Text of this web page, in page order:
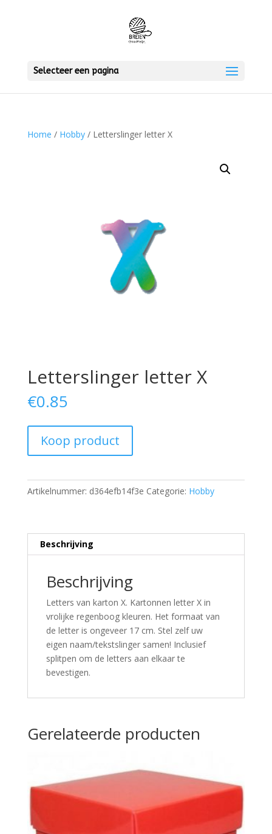
Selecteer een pagina
Home / Hobby/ Letterslinger letter X
Letterslinger letter X
€0.85
Koop product
Artikelnummer: d364efb14f3e Categorie: Hobby
Beschrijving
Beschrijving
Letters van karton X. Kartonnen letter X in
vrolijke regenboog kleuren. Het formaat van
de letter is ongeveer 17 cm. Stel zelf uw
eigen naam/tekstslinger samen! Inclusief
splitpen om de letters aan elkaar te
bevestigen.
Gerelateerde producten